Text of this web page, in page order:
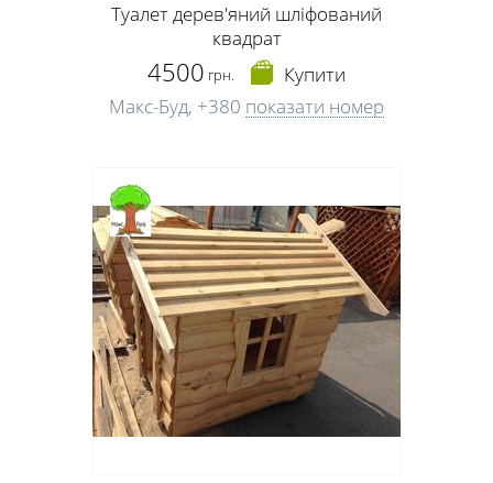
Туалет дерев'яний шліфований
квадрат
4500 грн.
Купити
Макс-Буд, +380 показати номер